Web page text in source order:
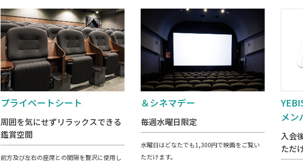
プライベートシート
周囲を気にせずリラックスできる
鑑賞空間
前方及び左右の座席との間隔を贅沢に使用し
＆シネマデー
毎週水曜日限定
水曜日はどなたでも1,300円で映画をご覧い
ただけます。
メン
入会
ただ